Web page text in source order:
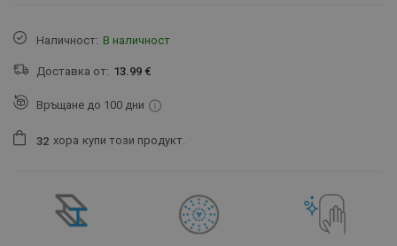
Наличност: В наличност
Доставка от: 13.99 €
Връщане до 100 дни
32 хора купи този продукт.